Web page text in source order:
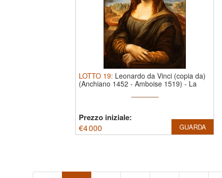
LOTTO 19: Leonardo da Vinci (copia da)
(Anchiano 1452 - Amboise 1519) - La
Prezzo iniziale:
€4 000 GUARDA